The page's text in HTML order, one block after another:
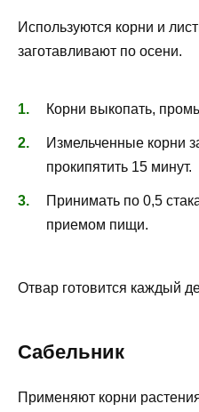
Используются корни и
заготавливают по осени.
Корни выкопать,
Измельченные корни
прокипятить 15 минут.
Принимать по 0,5
приемом пищи.
Отвар готовится каждый
Сабельник
Применяют корни